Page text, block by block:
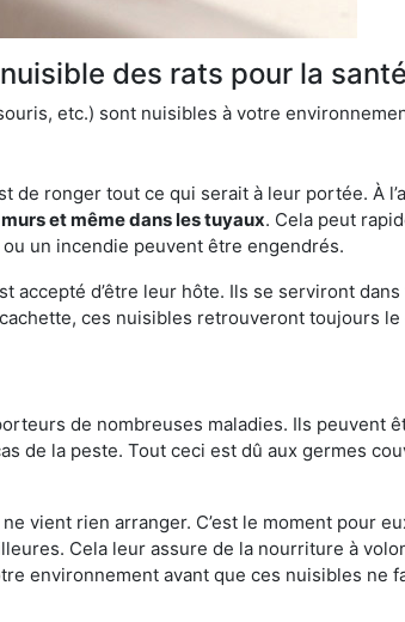
des rats pour la santé
etc.) sont nuisibles à votre
de ronger tout ce qui serait à leur portée. À
et même dans les tuyaux. Cela peut
un incendie peuvent être engendrés.
accepté d’être leur hôte. Ils se serviront
ces nuisibles retrouveront toujours le
de nombreuses maladies. Ils peuvent
de la peste. Tout ceci est dû aux germes
vient rien arranger. C’est le moment pour
Cela leur assure de la nourriture à
environnement avant que ces nuisibles ne